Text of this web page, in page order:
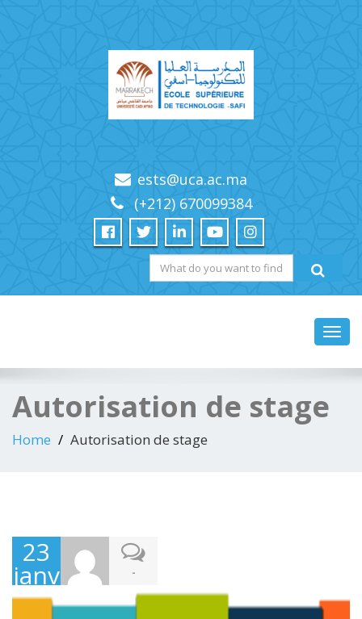
ests@uca.ac.ma
(+212) 670099384
Autorisation de stage
Home Autorisation de stage
23
janvier
2026
-